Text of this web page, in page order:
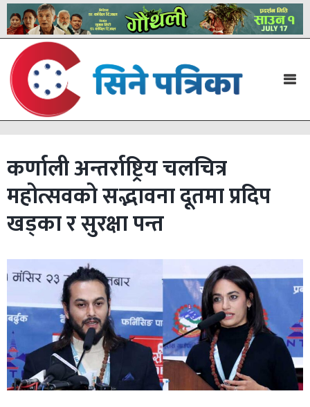
कर्णाली अन्तर्राष्ट्रिय चलचित्र
महोत्सवको सद्भावना दूतमा प्रदिप
खड्का र सुरक्षा पन्त